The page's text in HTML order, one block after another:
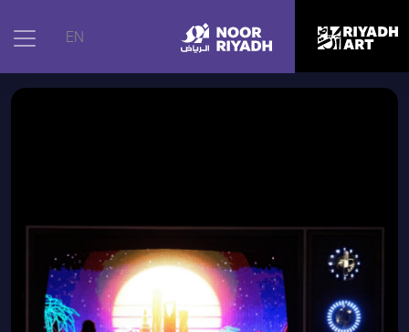
EN الرئيسية | الأعمال الفنية | أحلام ملونة